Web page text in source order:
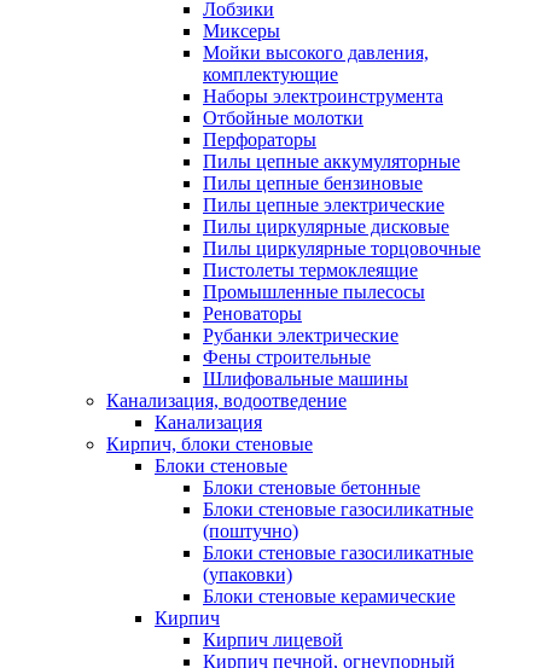
Лобзики
Миксеры
Мойки высокого давления,
комплектующие
Наборы электроинструмента
Отбойные молотки
Перфораторы
Пилы цепные аккумуляторные
Пилы цепные бензиновые
Пилы цепные электрические
Пилы циркулярные дисковые
Пилы циркулярные торцовочные
Пистолеты термоклеящие
Промышленные пылесосы
Реноваторы
Рубанки электрические
Фены строительные
Шлифовальные машины
Канализация, водоотведение
Канализация
Кирпич, блоки стеновые
Блоки стеновые
Блоки стеновые бетонные
Блоки стеновые газосиликатные
(поштучно)
Блоки стеновые газосиликатные
(упаковки)
Блоки стеновые керамические
Кирпич
Кирпич лицевой
Кирпич печной, огнеупорный